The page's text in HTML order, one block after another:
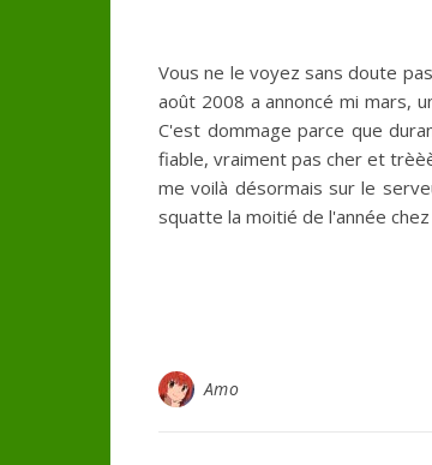
Vous ne le voyez sans doute
août 2008 a annoncé mi mars,
C'est dommage parce que
fiable, vraiment pas cher et
me voilà désormais sur le
squatte la moitié de l'année chez
Amo